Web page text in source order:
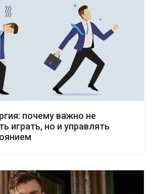
почему важно не
играть, но и управлять